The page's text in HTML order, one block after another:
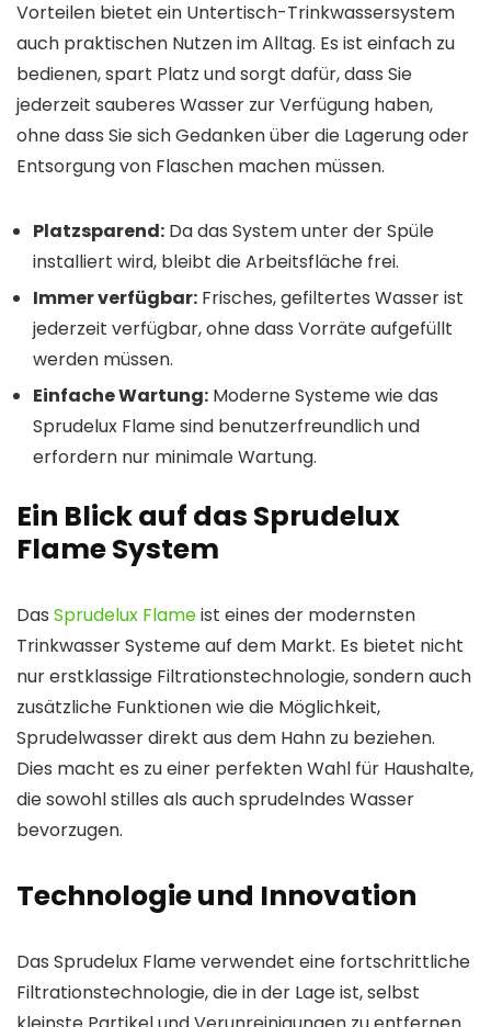
Vorteilen bietet ein Untertisch-Trinkwassersystem
auch praktischen Nutzen im Alltag. Es ist einfach zu
bedienen, spart Platz und sorgt dafür, dass Sie
jederzeit sauberes Wasser zur Verfügung haben,
ohne dass Sie sich Gedanken über die Lagerung oder
Entsorgung von Flaschen machen müssen.
Platzsparend: Da das System unter der Spüle
installiert wird, bleibt die Arbeitsfläche frei.
Immer verfügbar: Frisches, gefiltertes Wasser ist
jederzeit verfügbar, ohne dass Vorräte aufgefüllt
werden müssen.
Einfache Wartung: Moderne Systeme wie das
Sprudelux Flame sind benutzerfreundlich und
erfordern nur minimale Wartung.
Ein Blick auf das Sprudelux
Flame System
Das Sprudelux Flameist eines der modernsten
Trinkwasser Systeme auf dem Markt. Es bietet nicht
nur erstklassige Filtrationstechnologie, sondern auch
zusätzliche Funktionen wie die Möglichkeit,
Sprudelwasser direkt aus dem Hahn zu beziehen.
Dies macht es zu einer perfekten Wahl für Haushalte,
die sowohl stilles als auch sprudelndes Wasser
bevorzugen.
Technologie und Innovation
Das Sprudelux Flame verwendet eine fortschrittliche
Filtrationstechnologie, die in der Lage ist, selbst